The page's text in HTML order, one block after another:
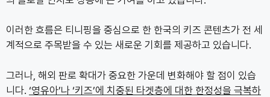
이러한 흐름은 티니핑을 중심으로 한 한국의 키즈 콘텐츠가 전 세
계적으로 주목받을 수 있는 새로운 기회를 제공하고 있습니다.
그러나, 해외 판로 확대가 중요한 가운데 변화해야 할 점이 있습
니다. ‘영유아’나 ‘키즈’에 치중된 타겟층에 대한 한정성을 극복하